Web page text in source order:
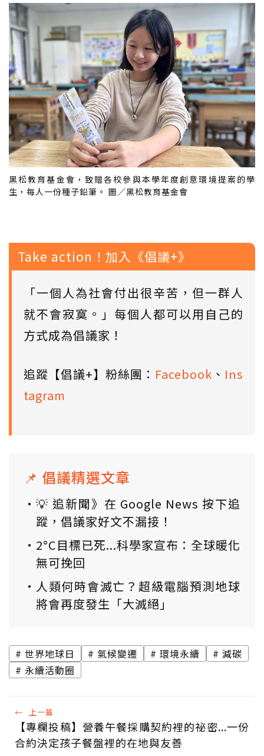
黑松教育基金會，致贈各校參與本學年度創意環境提案的學
生，每人一份種子鉛筆。 圖／黑松教育基金會
Take action！加入《倡議+》
「一個人為社會付出很辛苦，但一群人
就不會寂寞。」每個人都可以用自己的
方式成為倡議家！
追蹤【倡議+】粉絲團： Facebook 、 Ins
tagram
📌 倡議精選文章
💡 追新聞》在 Google News 按下追
蹤，倡議家好文不漏接！
2°C目標已死...科學家宣布：全球暖化
無可挽回
人類何時會滅亡？超級電腦預測地球
將會再度發生「大滅絕」
世界地球日 氣候變遷 環境永續
減碳
永續活動圈
← 上一篇
【專欄投稿】營養午餐採購契約裡的祕密...一份
合約決定孩子餐盤裡的在地與友善